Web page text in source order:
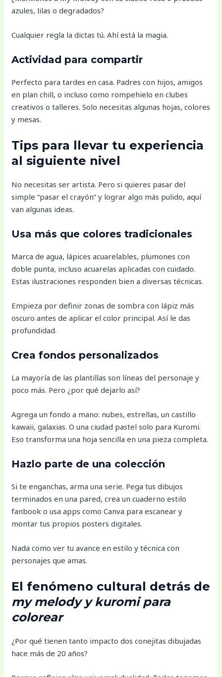
azules, lilas o degradados?
Cualquier regla la dictas tú. Ahí está la magia.
Actividad para compartir
Perfecto para tardes en casa. Padres con hijos, amigos
en plan chill, o incluso como rompehielo en clubes
creativos o talleres. Solo necesitas algunas hojas, colores
y mesas.
Tips para llevar tu experiencia
al siguiente nivel
No necesitas ser artista. Pero si quieres pasar del
simple “pasar el crayón” y lograr algo más pulido, aquí
van algunas ideas.
Usa más que colores tradicionales
Marca de agua, lápices acuarelables, plumones con
doble punta, incluso acuarelas aplicadas con cuidado.
Estas ilustraciones responden bien a diversas técnicas.
Empieza por definir zonas de sombra con lápiz más
oscuro antes de aplicar el color principal. Así le das
profundidad.
Crea fondos personalizados
La mayoría de las plantillas son líneas del personaje y
poco más. Pero ¿por qué dejarlo así?
Agrega un fondo a mano: nubes, estrellas, un castillo
kawaii, galaxias. O una ciudad pastel solo para Kuromi.
Eso transforma una hoja sencilla en una pieza completa.
Hazlo parte de una colección
Si te enganchas, arma una serie. Pega tus dibujos
terminados en una pared, crea un cuaderno estilo
fanbook o usa apps como Canva para escanear y
montar tus propios posters digitales.
Nada como ver tu avance en estilo y técnica con
personajes que amas.
El fenómeno cultural detrás de
my melody y kuromi para
colorear
¿Por qué tienen tanto impacto dos conejitas dibujadas
hace más de 20 años?